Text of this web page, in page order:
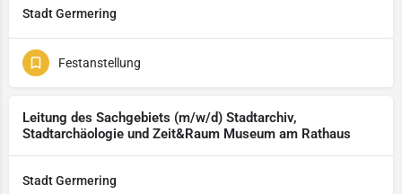
Stadt Germering
Festanstellung
Leitung des Sachgebiets (m/w/d) Stadtarchiv,
Stadtarchäologie und Zeit&Raum Museum am Rathaus
Stadt Germering